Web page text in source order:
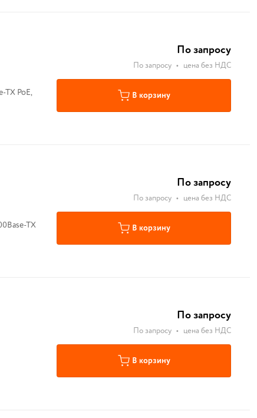
По запросу
По запросу • цена без НДС
В корзину
По запросу
По запросу • цена без НДС
В корзину
По запросу
По запросу • цена без НДС
В корзину